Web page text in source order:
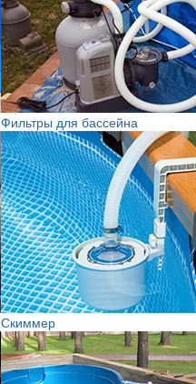
Фильтры для бассейна
Скиммер